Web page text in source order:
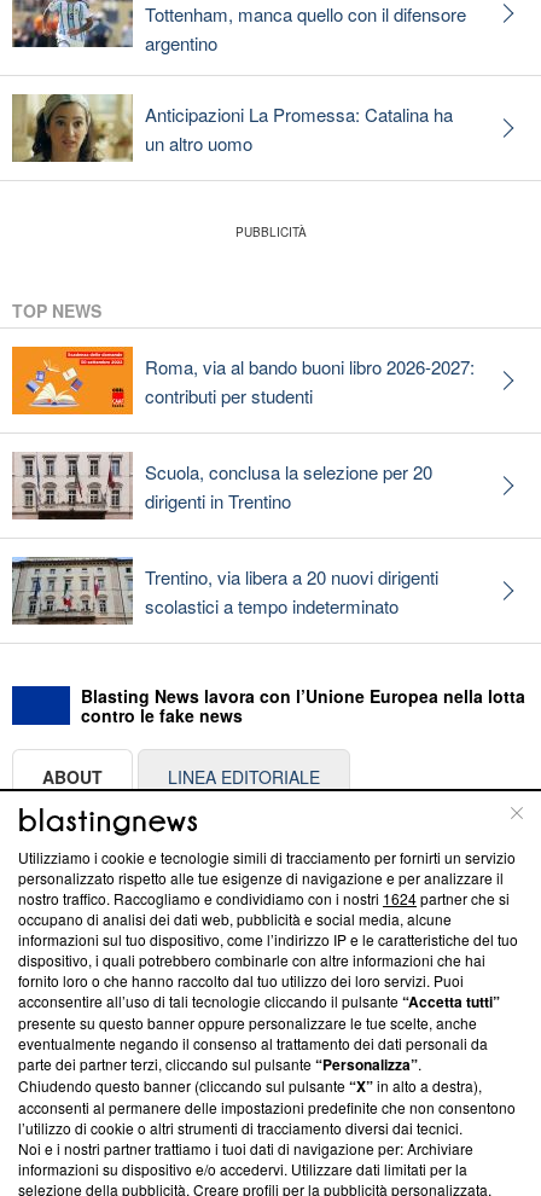
Tottenham, manca quello con il difensore
argentino
Anticipazioni La Promessa: Catalina ha
un altro uomo
TOP NEWS
Roma, via al bando buoni libro 2026-2027:
contributi per studenti
Scuola, conclusa la selezione per 20
dirigenti in Trentino
Trentino, via libera a 20 nuovi dirigenti
scolastici a tempo indeterminato
Blasting News lavora con l’Unione Europea nella lotta
contro le fake news
ABOUT LINEA EDITORIALE
Questa sezione offre informazioni trasparenti su Blasting
News, sui nostri processi editoriali e su come ci impegniamo a
creare news di qualità. Inoltre, afferma la nostra aderenza a
‘Trust Project - News with Integrity’Blasting News non è
ancora membro del programma, ma ha richiesto di farne
parte; Trust Project non ha ancora effettuato una verifica di
conformità agli standard.
Su di noi
Team editoriale
Corporate
Redazione
Utilizziamo i cookie e tecnologie simili di tracciamento per fornirti un servizio
personalizzato rispetto alle tue esigenze di navigazione e per analizzare il
nostro traffico. Raccogliamo e condividiamo con i nostri 1624partner che si
occupano di analisi dei dati web, pubblicità e social media, alcune
informazioni sul tuo dispositivo, come l’indirizzo IP e le caratteristiche del tuo
dispositivo, i quali potrebbero combinarle con altre informazioni che hai
fornito loro o che hanno raccolto dal tuo utilizzo dei loro servizi. Puoi
acconsentire all’uso di tali tecnologie cliccando il pulsante“Accetta tutti”
presente su questo banner oppure personalizzare le tue scelte, anche
eventualmente negando il consenso al trattamento dei dati personali da
parte dei partner terzi, cliccando sul pulsante“Personalizza”.
Chiudendo questo banner (cliccando sul pulsante“X”in alto a destra),
acconsenti al permanere delle impostazioni predefinite che non consentono
l’utilizzo di cookie o altri strumenti di tracciamento diversi dai tecnici.
Noi e i nostri partner trattiamo i tuoi dati di navigazione per: Archiviare
informazioni su dispositivo e/o accedervi. Utilizzare dati limitati per la
selezione della pubblicità. Creare profili per la pubblicità personalizzata.